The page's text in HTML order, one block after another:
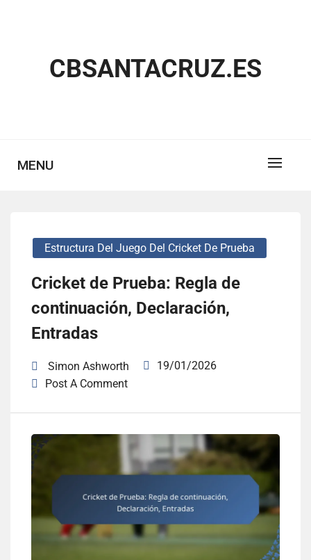
CBSANTACRUZ.ES
MENU
Estructura Del Juego Del Cricket De Prueba
Cricket de Prueba: Regla de
continuación, Declaración,
Entradas
Simon Ashworth
19/01/2026
Post A Comment